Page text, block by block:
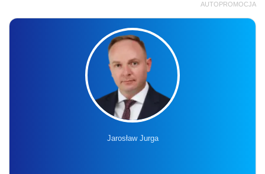
AUTOPROMOCJA
Jarosław Jurga